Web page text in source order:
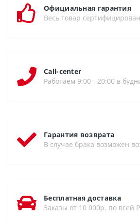
Официальная гарантия
Весь товар сертифицирован
Call-center
Работаем 9:00 - 20:00 в
Гарантия возврата
В случае брака возможен
Бесплатная доставка
Заказы от 10 000р. по всей